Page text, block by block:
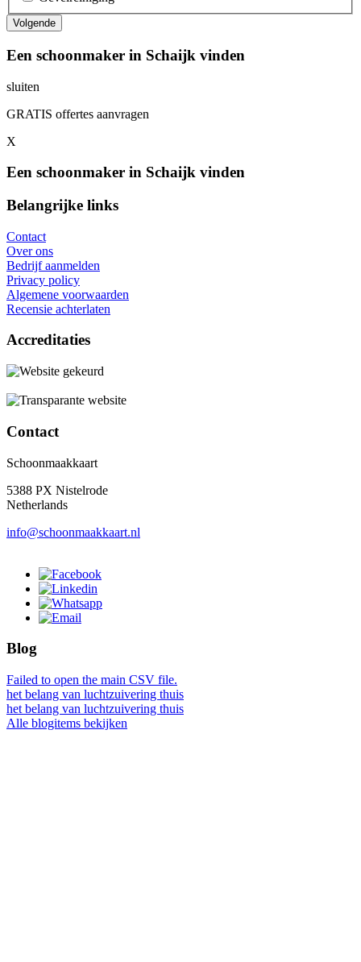
Een schoonmaker in Schaijk vinden
sluiten
GRATIS offertes aanvragen
X
Een schoonmaker in Schaijk vinden
Belangrijke links
Contact
Over ons
Bedrijf aanmelden
Privacy policy
Algemene voorwaarden
Recensie achterlaten
Accreditaties
Contact
Schoonmaakkaart
5388 PX Nistelrode
Netherlands
info@schoonmaakkaart.nl
Blog
Failed to open the main CSV file.
het belang van luchtzuivering thuis
het belang van luchtzuivering thuis
Alle blogitems bekijken